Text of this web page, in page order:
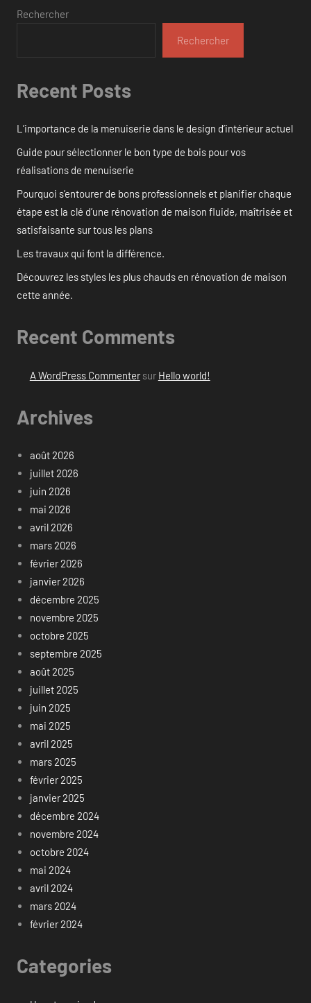
Rechercher
Rechercher
Recent Posts
L’importance de la menuiserie dans le design d’intérieur actuel
Guide pour sélectionner le bon type de bois pour vos
réalisations de menuiserie
Pourquoi s’entourer de bons professionnels et planifier chaque
étape est la clé d’une rénovation de maison fluide, maîtrisée et
satisfaisante sur tous les plans
Les travaux qui font la différence.
Découvrez les styles les plus chauds en rénovation de maison
cette année.
Recent Comments
A WordPress Commentersur Hello world!
Archives
août 2026
juillet 2026
juin 2026
mai 2026
avril 2026
mars 2026
février 2026
janvier 2026
décembre 2025
novembre 2025
octobre 2025
septembre 2025
août 2025
juillet 2025
juin 2025
mai 2025
avril 2025
mars 2025
février 2025
janvier 2025
décembre 2024
novembre 2024
octobre 2024
mai 2024
avril 2024
mars 2024
février 2024
Categories